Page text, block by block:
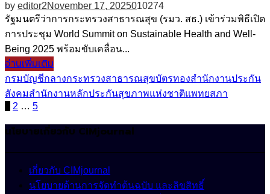
by editor2November 17, 2025010274
รัฐมนตรีว่าการกระทรวงสาธารณสุข (รมว. สธ.) เข้าร่วมพิธีเปิด
การประชุม World Summit on Sustainable Health and Well-
Being 2025 พร้อมขับเคลื่อน...
อ่านเพิ่มเติม
กรมบัญชีกลางกระทรวงสาธารณสุขบัตรทองสำนักงานประกัน
สังคมสำนักงานหลักประกันสุขภาพแห่งชาติแพทยสภา
Posts
pagination
2 … 5
นโยบายเกี่ยวกับ CIMjournal
เกี่ยวกับ CIMjournal
นโยบายด้านการจัดทำต้นฉบับ และลิขสิทธิ์